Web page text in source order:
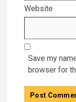
Website
Save my
browser for